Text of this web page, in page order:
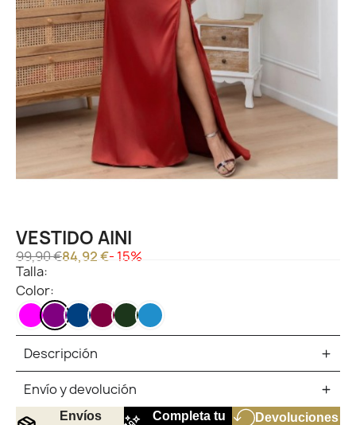
VESTIDO AINI
99,90 €84,92 €- 15%
Talla:
Color:
FUCSIAMORADO
AZUL
MARINO
BURDEO
VERDE
MUSGO
AZUL
Descripción
Envío y devolución
Envíos
Completa tu
Devoluciones